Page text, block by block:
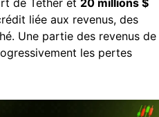
de Tether et 20 millions $
liée aux revenus, des
Une partie des revenus de
les pertes